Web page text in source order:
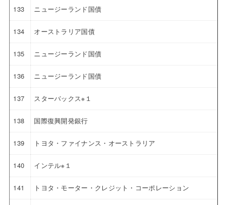
133 ニュージーランド国債
134 オーストラリア国債
135 ニュージーランド国債
136 ニュージーランド国債
137 スターバックス※１
138 国際復興開発銀行
139 トヨタ・ファイナンス・オーストラリア
140 インテル※１
141 トヨタ・モーター・クレジット・コーポレーション